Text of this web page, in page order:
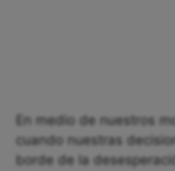
En medio de nuestros
cuando nuestras
borde de la